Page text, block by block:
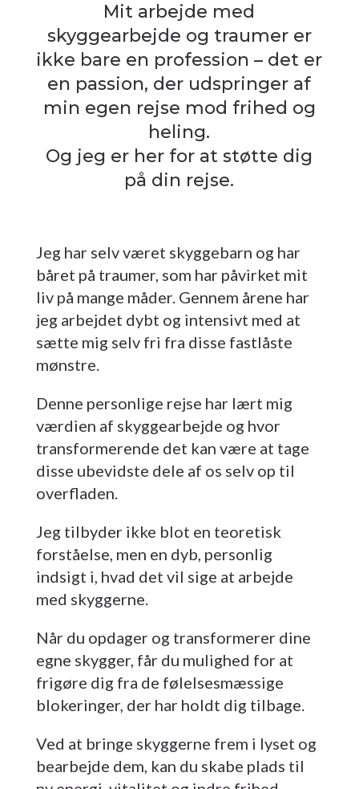
Mit arbejde med
skyggearbejde og traumer er
ikke bare en profession – det er
en passion, der udspringer af
min egen rejse mod frihed og
heling.
Og jeg er her for at støtte dig
på din rejse.
Jeg har selv været skyggebarn og har
båret på traumer, som har påvirket mit
liv på mange måder. Gennem årene har
jeg arbejdet dybt og intensivt med at
sætte mig selv fri fra disse fastlåste
mønstre.
Denne personlige rejse har lært mig
værdien af skyggearbejde og hvor
transformerende det kan være at tage
disse ubevidste dele af os selv op til
overfladen.
Jeg tilbyder ikke blot en teoretisk
forståelse, men en dyb, personlig
indsigt i, hvad det vil sige at arbejde
med skyggerne.
Når du opdager og transformerer dine
egne skygger, får du mulighed for at
frigøre dig fra de følelsesmæssige
blokeringer, der har holdt dig tilbage.
Ved at bringe skyggerne frem i lyset og
bearbejde dem, kan du skabe plads til